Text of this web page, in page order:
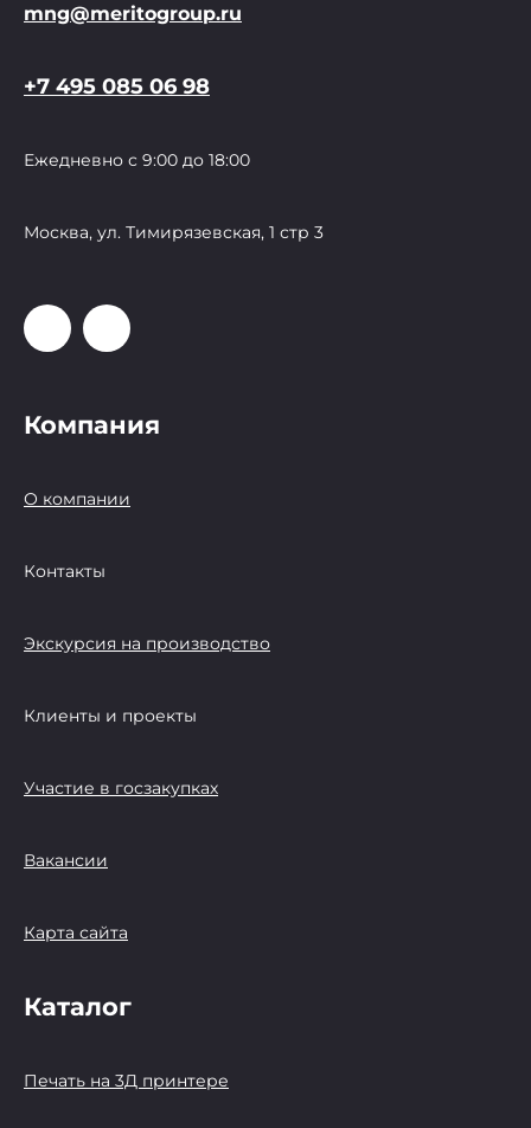
mng@meritogroup.ru
+7 495 085 06 98
Ежедневно с 9:00 до 18:00
Москва, ул. Тимирязевская, 1 стр 3
Компания
О компании
Контакты
Экскурсия на производство
Клиенты и проекты
Участие в госзакупках
Вакансии
Карта сайта
Каталог
Печать на 3Д принтере